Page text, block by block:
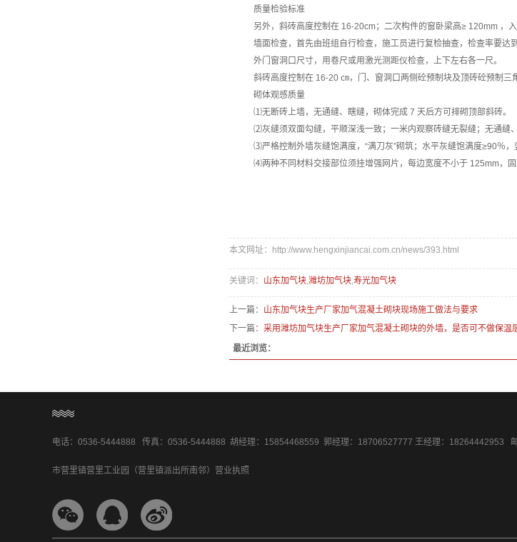
质量检验标准
另外，斜砖高度控制在 16-20cm；二次构件的窗卧梁高≥ 120mm ，
墙面检查，首先由班组自行检查，施工员进行复检抽查，检查率要达
外门窗洞口尺寸，用卷尺或用激光测距仪检查，上下左右各一尺。
斜砖高度控制在 16-20 ㎝，门、窗洞口两侧砼预制块及顶砖砼预制三
砌体观感质量
⑴无断砖上墙，无通缝、瞎缝，砌体完成 7 天后方可排砌顶部斜砖。
⑵灰缝须双面勾缝，平顺深浅一致；一米内观察砖缝无裂缝；无通缝
⑶严格控制外墙灰缝饱满度，“满刀灰”砌筑；水平灰缝饱满度≥90％，
⑷两种不同材料交接部位须挂增强网片，每边宽度不小于 125mm，
本文网址：http://www.hengxinjiancai.com.cn/news/393.html
关键词： 山东加气块,潍坊加气块,寿光加气块
上一篇： 山东加气块生产厂家加气混凝土砌块现场施工做法与要求
下一篇： 采用潍坊加气块生产厂家加气混凝土砌块的外墙，是否可不做保温
最近浏览：
电话：0536-5444888 传真：0536-5444888 胡经理：15854468559 郭经理：18706527777 王经理：18264442953
市营里镇营里工业园（营里镇派出所南邻） 营业执照